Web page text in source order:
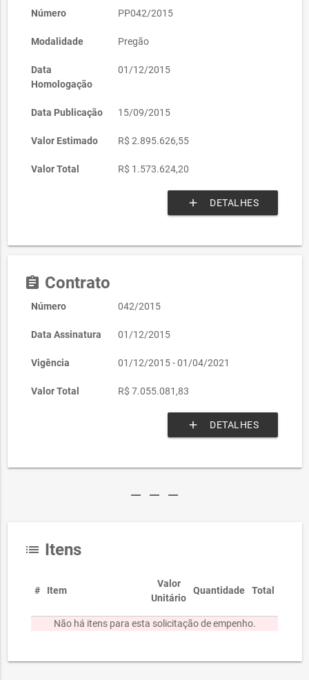
Número PP042/2015
Modalidade Pregão
Data
Homologação
01/12/2015
Data Publicação 15/09/2015
Valor Estimado R$ 2.895.626,55
Valor Total R$ 1.573.624,20
add DETALHES
assignment Contrato
Número 042/2015
Data Assinatura 01/12/2015
Vigência 01/12/2015 - 01/04/2021
Valor Total R$ 7.055.081,83
add DETALHES
remove remove remove
list Itens
# Item
Valor
Unitário
Quantidade Total
Não há itens para esta solicitação de empenho.